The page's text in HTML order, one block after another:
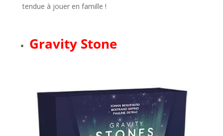
tendue à jouer en famille !
Gravity Stone